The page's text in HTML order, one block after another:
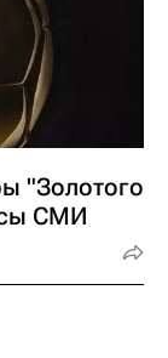
"Золотого
СМИ